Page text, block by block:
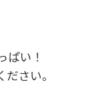
ぱい！
さい。